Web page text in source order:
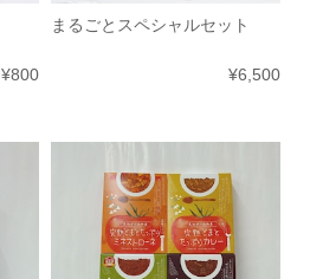
¥800
まるごとスペシャルセット
¥6,500